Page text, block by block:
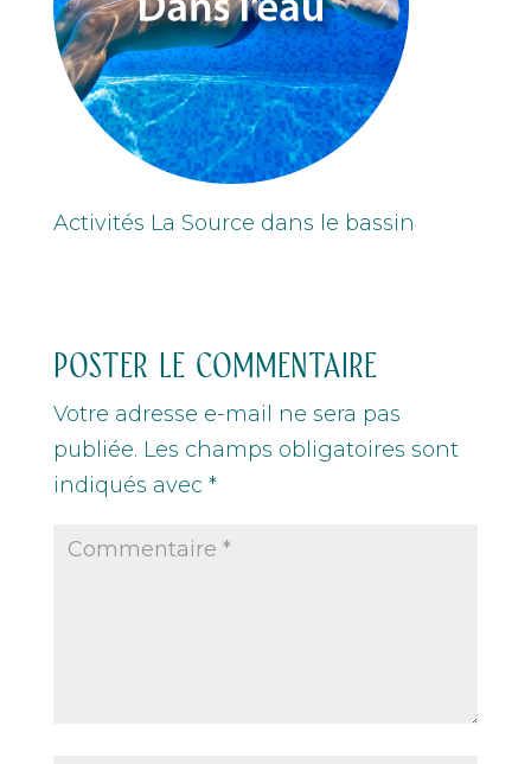
Activités La Source dans le bassin
POSTER LE COMMENTAIRE
Votre adresse e-mail ne sera pas
publiée. Les champs obligatoires sont
indiqués avec *